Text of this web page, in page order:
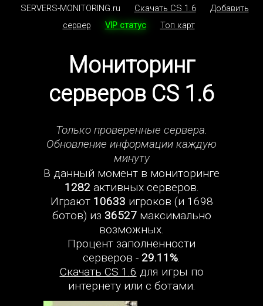
SERVERS-MONITORING.ru Скачать CS 1.6
Добавить
сервер
VIP статус Топ карт
Мониторинг
серверов CS 1.6
Только проверенные сервера.
Обновление информации каждую
минуту
В данный момент в мониторинге
1282активных серверов.
Играют 10633 игроков (и 1698
ботов) из 36527максимально
возможных.
Процент заполненности
серверов - 29.11%.
Скачать CS 1.6 для игры по
интернету или с ботами.